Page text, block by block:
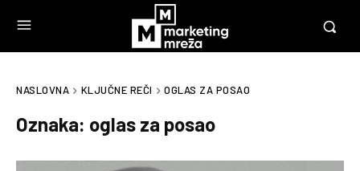
NASLOVNA KLJUČNE REČI OGLAS ZA POSAO
Oznaka: oglas za posao